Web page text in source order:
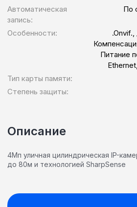
Автоматическая
запись:
По
Особенности:
Питание
Тип карты памяти:
Степень защиты:
Описание
4Мп уличная цилиндрическая IP-
до 80м и технологией SharpSense